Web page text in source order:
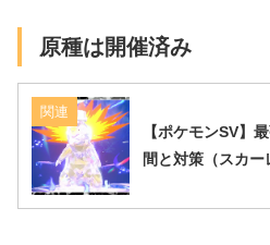
原種は開催済み
関連
【ポケモンSV】
間と対策（スカー